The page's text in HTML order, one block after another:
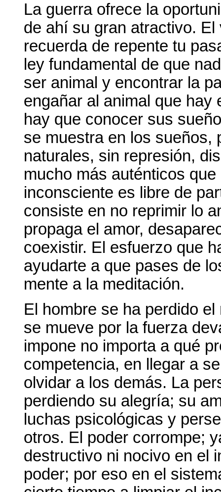
La guerra ofrece la
de ahí su gran atractivo.
recuerda de repente tu
ley fundamental de que
ser animal y encontrar la
engañar al animal que hay
hay que conocer sus
se muestra en los sueños,
naturales, sin represión,
mucho más auténticos
inconsciente es libre de
consiste en no reprimir lo
propaga el amor,
coexistir. El esfuerzo que
ayudarte a que pases de
mente a la meditación.
El hombre se ha perdido
se mueve por la fuerza
impone no importa a qué
competencia, en llegar a
olvidar a los demás. La
perdiendo su alegría; su
luchas psicológicas y
otros. El poder corrompe;
destructivo ni nocivo en el
poder; por eso en el